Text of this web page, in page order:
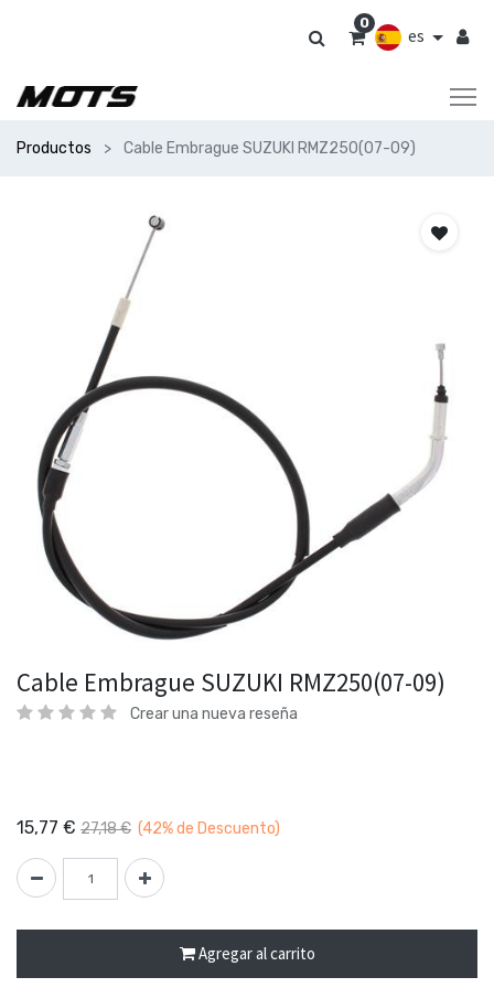
es
0
Productos Cable Embrague SUZUKI RMZ250(07-09)
Cable Embrague SUZUKI RMZ250(07-09)
Crear una nueva reseña
15,77 € 27,18€ (42%de Descuento)
Agregar al carrito